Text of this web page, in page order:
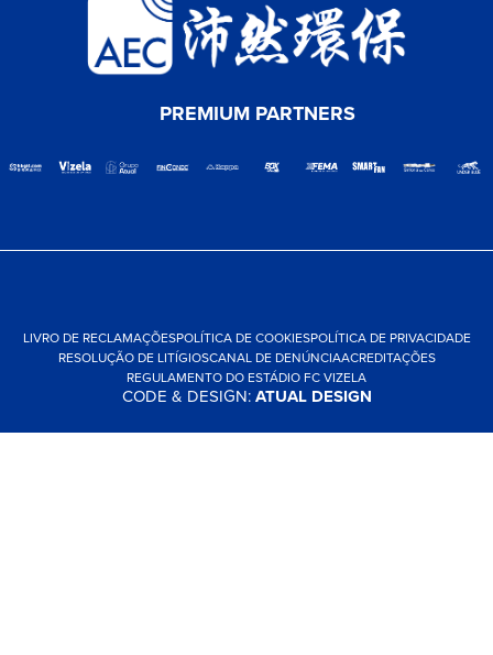
PREMIUM PARTNERS
LIVRO DE RECLAMAÇÕESPOLÍTICA DE COOKIESPOLÍTICA DE PRIVACIDADE
RESOLUÇÃO DE LITÍGIOSCANAL DE DENÚNCIAACREDITAÇÕES
REGULAMENTO DO ESTÁDIO FC VIZELA
CODE & DESIGN:ATUAL DESIGN